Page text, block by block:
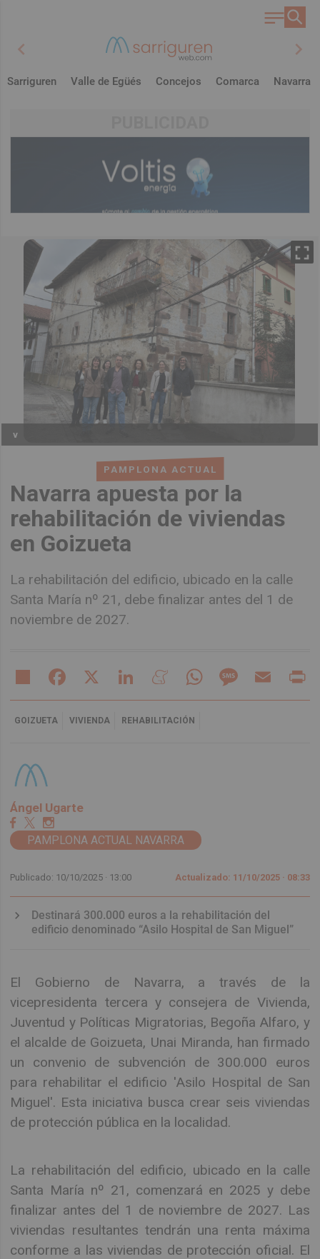
chevron_left chevron_right
Sarriguren Valle de Egüés Concejos Comarca Navarra
PAMPLONA ACTUAL
Navarra apuesta por la
rehabilitación de viviendas
en Goizueta
La rehabilitación del edificio, ubicado en la calle
Santa María nº 21, debe finalizar antes del 1 de
noviembre de 2027.
v
Share Facebook LinkedIn MeneameWhatsAppMessageEmail
GOIZUETA VIVIENDA REHABILITACIÓN
Ángel Ugarte
PAMPLONA ACTUAL NAVARRA
Publicado: 10/10/2025 · 13:00 Actualizado: 11/10/2025 · 08:33
Destinará 300.000 euros a la rehabilitación del
edificio denominado “Asilo Hospital de San Miguel”
El Gobierno de Navarra, a través de la
vicepresidenta tercera y consejera de Vivienda,
Juventud y Políticas Migratorias, Begoña Alfaro, y
el alcalde de Goizueta, Unai Miranda, han firmado
un convenio de subvención de 300.000 euros
para rehabilitar el edificio 'Asilo Hospital de San
Miguel'. Esta iniciativa busca crear seis viviendas
de protección pública en la localidad.
La rehabilitación del edificio, ubicado en la calle
Santa María nº 21, comenzará en 2025 y debe
finalizar antes del 1 de noviembre de 2027. Las
viviendas resultantes tendrán una renta máxima
conforme a las viviendas de protección oficial. El